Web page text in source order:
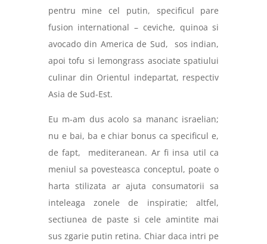
pentru mine cel putin, specificul pare
fusion international – ceviche, quinoa si
avocado din America de Sud,
sos indian,
apoi tofu si lemongrass asociate spatiului
culinar din Orientul indepartat, respectiv
Asia de Sud-Est.
Eu m-am dus acolo sa mananc israelian;
nu e bai, ba e chiar bonus ca specificul e,
de fapt,
mediteranean. Ar fi insa util ca
meniul sa povesteasca conceptul, poate o
harta stilizata ar ajuta consumatorii sa
inteleaga zonele de inspiratie; altfel,
sectiunea de paste si cele amintite mai
sus zgarie putin retina. Chiar daca intri pe